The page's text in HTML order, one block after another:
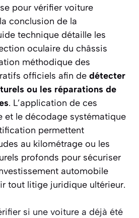
pour vérifier voiture
conclusion de la
technique détaille les
oculaire du châssis
méthodique des
officiels afin de détecter
ou les réparations de
. L’application de ces
et le décodage systématique
permettent
au kilométrage ou les
profonds pour sécuriser
automobile
tout litige juridique ultérieur.
si une voiture a déjà été